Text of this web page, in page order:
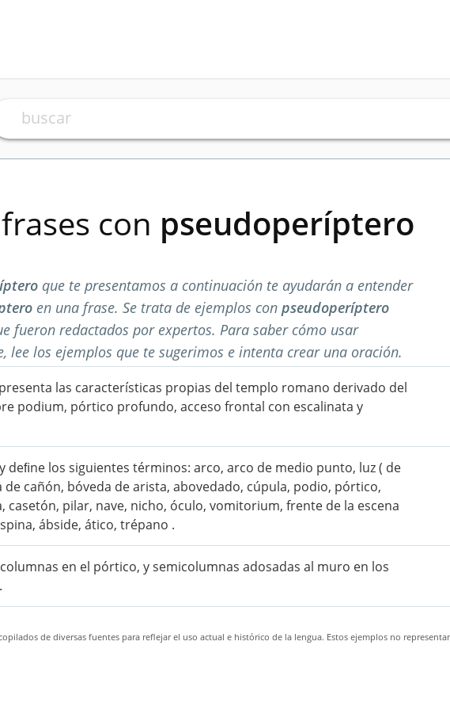
con pseudoperíptero
que te presentamos a continuación te ayudarán a entender
en una frase. Se trata de ejemplos con pseudoperíptero
fueron redactados por expertos. Para saber cómo usar
lee los ejemplos que te sugerimos e intenta crear una oración.
las características propias del templo romano derivado del
podium, pórtico profundo, acceso frontal con escalinata y
deﬁne los siguientes términos: arco, arco de medio punto, luz ( de
cañón, bóveda de arista, abovedado, cúpula, podio, pórtico,
casetón, pilar, nave, nicho, óculo, vomitorium, frente de la escena
ábside, ático, trépano .
en el pórtico, y semicolumnas adosadas al muro en los
de diversas fuentes para reflejar el uso actual e histórico de la lengua. Estos ejemplos no